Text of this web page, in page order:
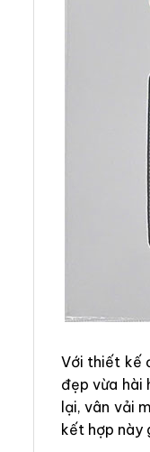
Với thiết kế
đẹp vừa hài
lại, vân vải
kết hợp này